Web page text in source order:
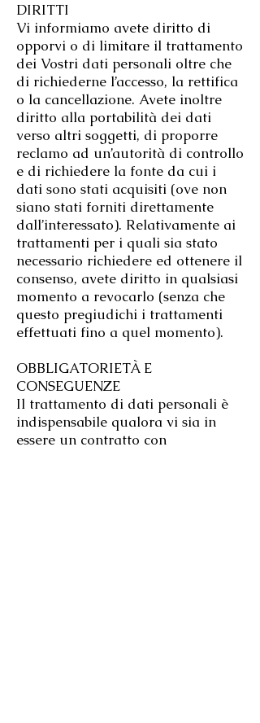
DIRITTI
Vi informiamo avete diritto di
opporvi o di limitare il trattamento
dei Vostri dati personali oltre che
di richiederne l’accesso, la rettifica
o la cancellazione. Avete inoltre
diritto alla portabilità dei dati
verso altri soggetti, di proporre
reclamo ad un’autorità di controllo
e di richiedere la fonte da cui i
dati sono stati acquisiti (ove non
siano stati forniti direttamente
dall’interessato). Relativamente ai
trattamenti per i quali sia stato
necessario richiedere ed ottenere il
consenso, avete diritto in qualsiasi
momento a revocarlo (senza che
questo pregiudichi i trattamenti
effettuati fino a quel momento).
OBBLIGATORIETÀ E
CONSEGUENZE
Il trattamento di dati personali è
indispensabile qualora vi sia in
essere un contratto con